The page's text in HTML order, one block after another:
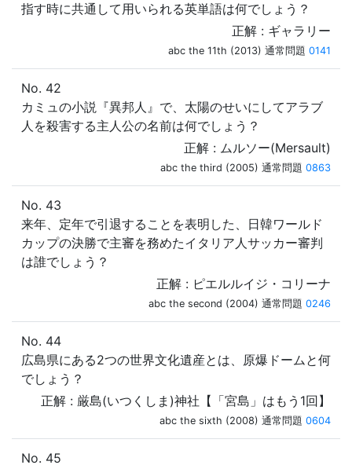
指す時に共通して用いられる英単語は何でしょう？
正解 : ギャラリー
abc the 11th (2013) 通常問題 0141
No. 42
カミュの小説『異邦人』で、太陽のせいにしてアラブ
人を殺害する主人公の名前は何でしょう？
正解 : ムルソー(Mersault)
abc the third (2005) 通常問題 0863
No. 43
来年、定年で引退することを表明した、日韓ワールド
カップの決勝で主審を務めたイタリア人サッカー審判
は誰でしょう？
正解 : ピエルルイジ・コリーナ
abc the second (2004) 通常問題 0246
No. 44
広島県にある2つの世界文化遺産とは、原爆ドームと何
でしょう？
正解 : 厳島(いつくしま)神社【「宮島」はもう1回】
abc the sixth (2008) 通常問題 0604
No. 45